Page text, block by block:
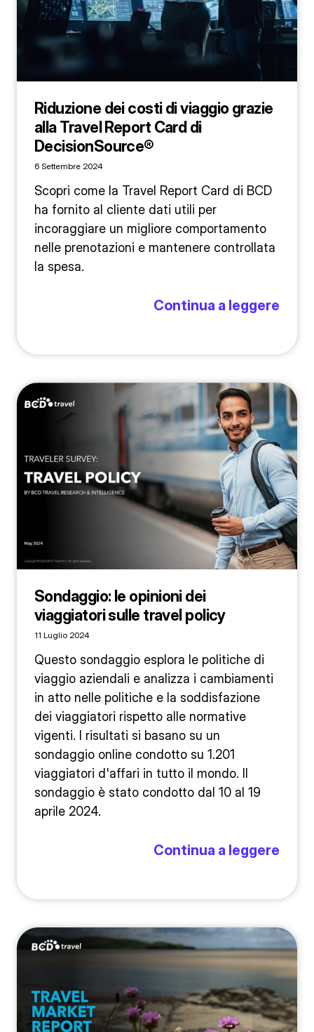
Riduzione dei costi di viaggio grazie
alla Travel Report Card di
DecisionSource®
6 Settembre 2024
Scopri come la Travel Report Card di BCD
ha fornito al cliente dati utili per
incoraggiare un migliore comportamento
nelle prenotazioni e mantenere controllata
la spesa.
Continua a leggere
Sondaggio: le opinioni dei
viaggiatori sulle travel policy
11 Luglio 2024
Questo sondaggio esplora le politiche di
viaggio aziendali e analizza i cambiamenti
in atto nelle politiche e la soddisfazione
dei viaggiatori rispetto alle normative
vigenti. I risultati si basano su un
sondaggio online condotto su 1.201
viaggiatori d'affari in tutto il mondo. Il
sondaggio è stato condotto dal 10 al 19
aprile 2024.
Continua a leggere